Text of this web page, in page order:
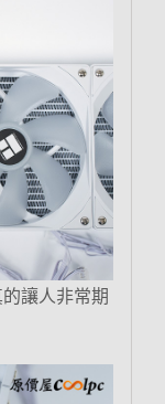
讓人非常期